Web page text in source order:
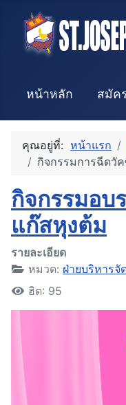
หน้าหลัก สมัค
คุณอยู่ที่: หน้าแรก
กิจกรรมการฉีดวั
กิจกรรมอบ
แก๊สหุงต้ม
รายละเอียด
หมวด: ฝ่ายบริหารจั
ฮิต: 95